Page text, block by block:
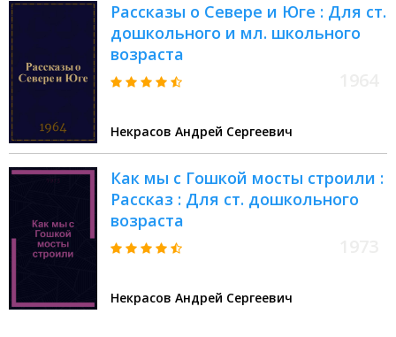
Рассказы о Севере и Юге : Для ст.
дошкольного и мл. школьного
возраста
Некрасов Андрей Сергеевич
Как мы с Гошкой мосты строили :
Рассказ : Для ст. дошкольного
возраста
Некрасов Андрей Сергеевич